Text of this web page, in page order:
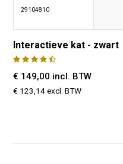
29104810
Interactieve kat - zwart
€ 149,00 incl. BTW
€ 123,14 excl. BTW